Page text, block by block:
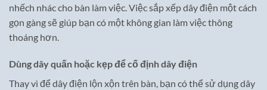
nhếch nhác cho bàn làm việc. Việc sắp xếp dây điện một cách
gọn gàng sẽ giúp bạn có một không gian làm việc thông
thoáng hơn.
Dùng dây quấn hoặc kẹp để cố định dây điện
Thay vì để dây điện lộn xộn trên bàn, bạn có thể sử dụng dây